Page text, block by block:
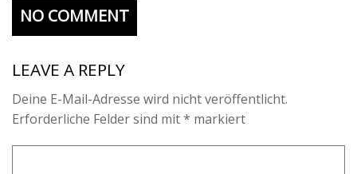
NO COMMENT
LEAVE A REPLY
Deine E-Mail-Adresse wird nicht veröffentlicht.
Erforderliche Felder sind mit* markiert